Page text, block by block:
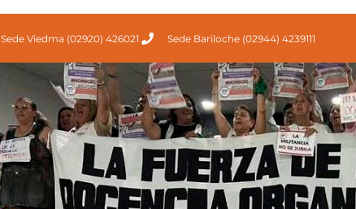
Sede Viedma (02920) 426021 Sede Bariloche (02944) 4239111